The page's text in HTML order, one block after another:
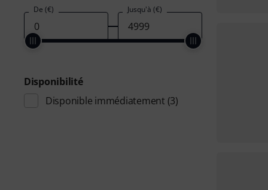
De (€) Jusqu'à (€)
Disponibilité
Disponible immédiatement (3)